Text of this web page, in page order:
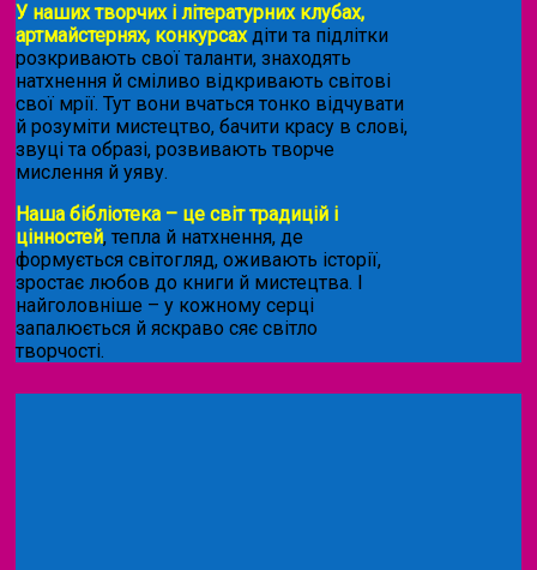
У наших творчих і літературних клубах,
артмайстернях, конкурсахдіти та підлітки
розкривають свої таланти, знаходять
натхнення й сміливо відкривають світові
свої мрії. Тут вони вчаться тонко відчувати
й розуміти мистецтво, бачити красу в слові,
звуці та образі, розвивають творче
мислення й уяву.
Наша бібліотека – це світ традицій і
цінностей, тепла й натхнення, де
формується світогляд, оживають історії,
зростає любов до книги й мистецтва. І
найголовніше – у кожному серці
запалюється й яскраво сяє світло
творчості.